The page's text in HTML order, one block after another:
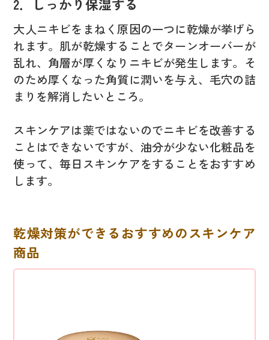
2．しっかり保湿する
大人ニキビをまねく原因の一つに乾燥が挙げら
れます。肌が乾燥することでターンオーバーが
乱れ、角層が厚くなりニキビが発生します。そ
のため厚くなった角質に潤いを与え、毛穴の詰
まりを解消したいところ。
スキンケアは薬ではないのでニキビを改善する
ことはできないですが、油分が少ない化粧品を
使って、毎日スキンケアをすることをおすすめ
します。
乾燥対策ができるおすすめのスキンケア
商品